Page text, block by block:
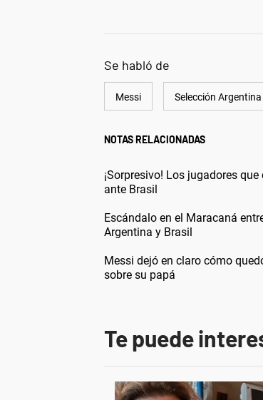
Se habló de
Messi Selección Argentina
NOTAS RELACIONADAS
¡Sorpresivo! Los jugadores
ante Brasil
Escándalo en el Maracaná
Argentina y Brasil
Messi dejó en claro cómo
sobre su papá
Te puede